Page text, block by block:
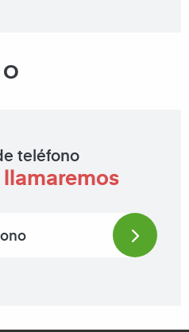
O
teléfono